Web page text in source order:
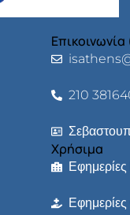
210
Χρήσιμα